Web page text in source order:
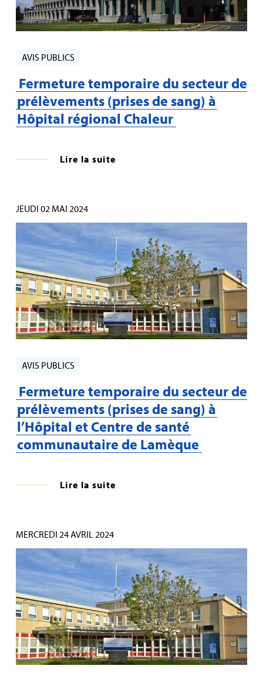
AVIS PUBLICS
Fermeture temporaire du secteur de
prélèvements (prises de sang) à
Hôpital régional Chaleur
Lire la suite
JEUDI 02 MAI 2024
AVIS PUBLICS
Fermeture temporaire du secteur de
prélèvements (prises de sang) à
l’Hôpital et Centre de santé
communautaire de Lamèque
Lire la suite
MERCREDI 24 AVRIL 2024